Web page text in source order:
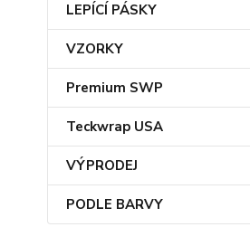
LEPÍCÍ PÁSKY
VZORKY
Premium SWP
Teckwrap USA
VÝPRODEJ
PODLE BARVY